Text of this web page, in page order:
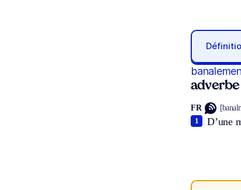
adverbe
FR
D’une
1